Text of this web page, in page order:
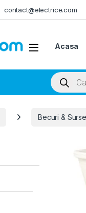
contact@electrice.com
Acasa
Products
Becuri & Surse